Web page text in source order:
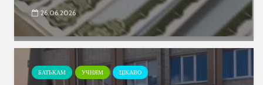
26.06.2026
БАТЬКАМ УЧНЯМ ЦІКАВО